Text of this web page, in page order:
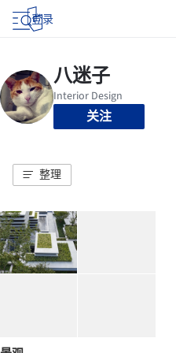
登录
关注
整理